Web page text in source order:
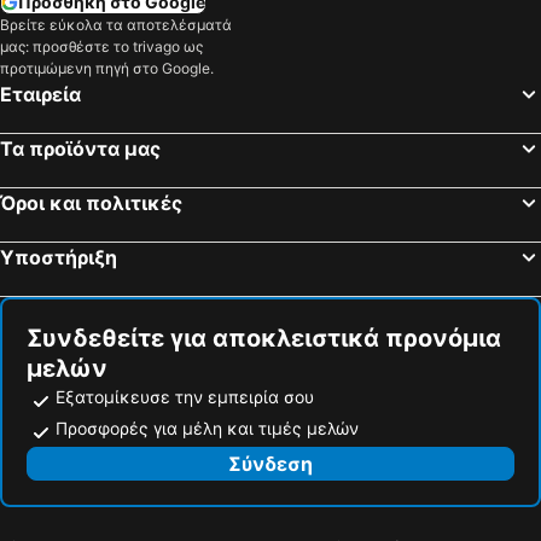
Ιεράπετρα, Κρήτη Ξενοδοχεία
Γούβες, Κρήτη Ξενοδοχεία
Θεσσαλονίκη, Κεντρική Μακεδονία Ξενοδοχεία
Ιωάννινα, Ήπειρος Ξενοδοχεία
Ναύπλιο, Πελοπόννησος Ξενοδοχεία
Ρόδος - Πόλη, Νότιο Αιγαίο Ξενοδοχεία
Βρείτε εύκολα τα αποτελέσματά
μας: προσθέστε το trivago ως
προτιμώμενη πηγή στο Google.
Εταιρεία
Τα προϊόντα μας
Όροι και πολιτικές
Υποστήριξη
Συνδεθείτε για αποκλειστικά προνόμια
μελών
Εξατομίκευσε την εμπειρία σου
Προσφορές για μέλη και τιμές μελών
Σύνδεση